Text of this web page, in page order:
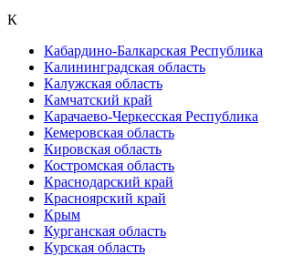
К
Кабардино-Балкарская Республика
Калининградская область
Калужская область
Камчатский край
Карачаево-Черкесская Республика
Кемеровская область
Кировская область
Костромская область
Краснодарский край
Красноярский край
Крым
Курганская область
Курская область